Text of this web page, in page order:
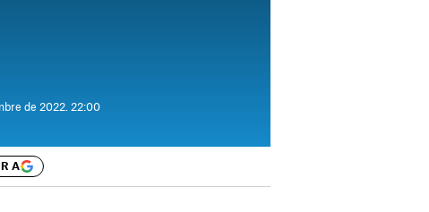
de 2022. 22:00
A